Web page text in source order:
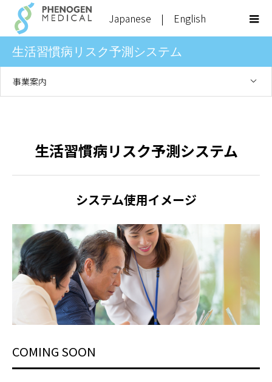
Japanese | English
生活習慣病リスク予測システム
事業案内
生活習慣病リスク予測システム
システム使用イメージ
COMING SOON